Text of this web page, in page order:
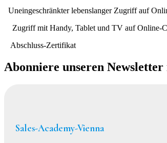
Uneingeschränkter lebenslanger Zugriff auf
Zugriff mit Handy, Tablet und TV auf Online-
Abschluss-Zertifikat
Abonniere unseren
Sales-Academy-Vienna